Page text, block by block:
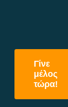
Γίνε
μέλος
τώρα!